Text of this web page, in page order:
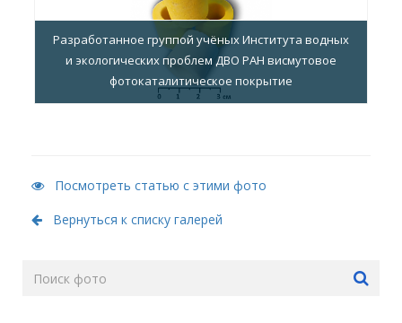
Разработанное группой учёных Института водных
и экологических проблем ДВО РАН висмутовое
фотокаталитическое покрытие
Посмотреть статью с этими фото
Вернуться к списку галерей